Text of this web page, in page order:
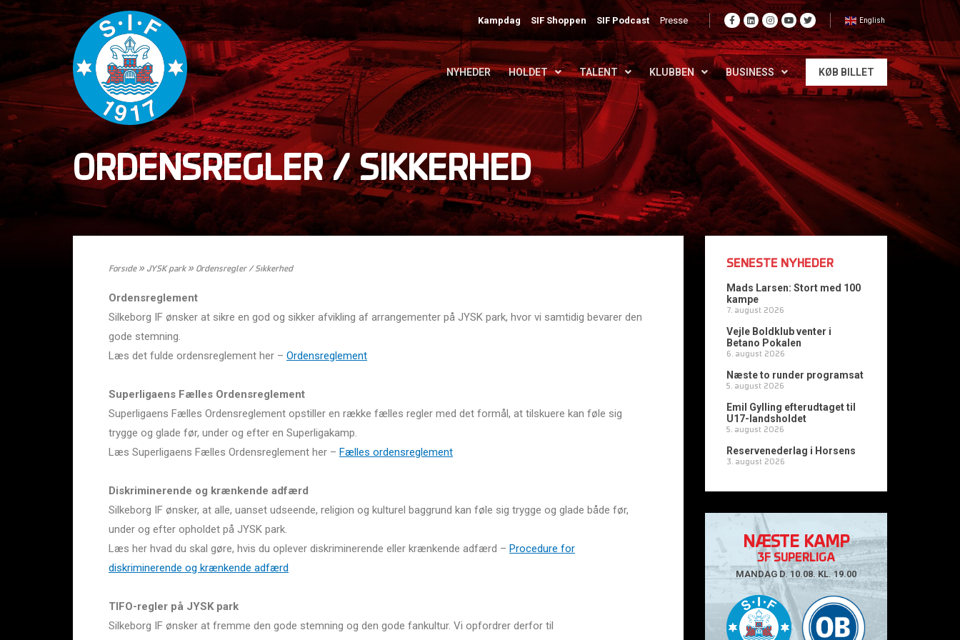
Kampdag SIF Shoppen SIF Podcast Presse English
NYHEDER HOLDET TALENT KLUBBEN BUSINESS KØB BILLET
ORDENSREGLER / SIKKERHED
Forside» JYSK park» Ordensregler / Sikkerhed
Ordensreglement
Silkeborg IF ønsker at sikre en god og sikker afvikling af arrangementer på JYSK park, hvor vi samtidig bevarer den
gode stemning.
Læs det fulde ordensreglement her – Ordensreglement
Superligaens Fælles Ordensreglement
Superligaens Fælles Ordensreglement opstiller en række fælles regler med det formål, at tilskuere kan føle sig
trygge og glade før, under og efter en Superligakamp.
Læs Superligaens Fælles Ordensreglement her – Fælles ordensreglement
Diskriminerende og krænkende adfærd
Silkeborg IF ønsker, at alle, uanset udseende, religion og kulturel baggrund kan føle sig trygge og glade både før,
under og efter opholdet på JYSK park.
Læs her hvad du skal gøre, hvis du oplever diskriminerende eller krænkende adfærd – Procedure for
diskriminerende og krænkende adfærd
TIFO-regler på JYSK park
Silkeborg IF ønsker at fremme den gode stemning og den gode fankultur. Vi opfordrer derfor til
SENESTE NYHEDER
Mads Larsen: Stort med 100
kampe
7. august 2026
Vejle Boldklub venter i
Betano Pokalen
6. august 2026
Næste to runder programsat
5. august 2026
Emil Gylling efterudtaget til
U17-landsholdet
5. august 2026
Reservenederlag i Horsens
3. august 2026
NÆSTE KAMP
3F SUPERLIGA
MANDAG D. 10.08. KL. 19.00